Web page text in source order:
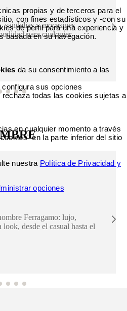
sandalias y mocasines
para cualquier
Ferragamo: lujo,
look, desde el casual hasta el
propias y de terceros para el
con fines estadísticos y -con su
de perfil para una experiencia y
basada en su navegación.
da su consentimiento a las
configura sus opciones
rechaza todas las cookies sujetas a
en cualquier momento a través
en la parte inferior del sitio
nuestra Política de Privacidad y
opciones